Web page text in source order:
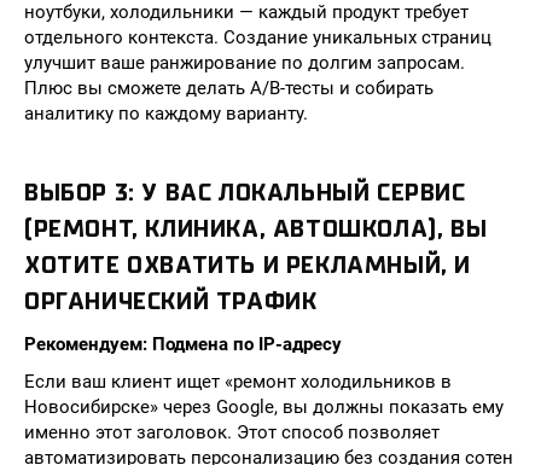
ноутбуки, холодильники — каждый продукт требует
отдельного контекста. Создание уникальных страниц
улучшит ваше ранжирование по долгим запросам.
Плюс вы сможете делать A/B-тесты и собирать
аналитику по каждому варианту.
ВЫБОР 3: У ВАС ЛОКАЛЬНЫЙ СЕРВИС
(РЕМОНТ, КЛИНИКА, АВТОШКОЛА), ВЫ
ХОТИТЕ ОХВАТИТЬ И РЕКЛАМНЫЙ, И
ОРГАНИЧЕСКИЙ ТРАФИК
Рекомендуем: Подмена по IP-адресу
Если ваш клиент ищет «ремонт холодильников в
Новосибирске» через Google, вы должны показать ему
именно этот заголовок. Этот способ позволяет
автоматизировать персонализацию без создания сотен